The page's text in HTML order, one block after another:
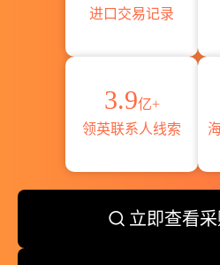
进口交易记录
3.9亿+
领英联系人线索
立即查看